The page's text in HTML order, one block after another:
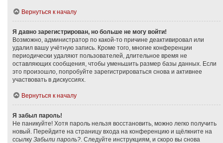
Вернуться к началу
Я давно зарегистрирован, но больше не могу войти!
Возможно, администратор по какой-то причине деактивировал или
удалил вашу учётную запись. Кроме того, многие конференции
периодически удаляют пользователей, длительное время не
оставляющих сообщения, чтобы уменьшить размер базы данных. Если
это произошло, попробуйте зарегистрироваться снова и активнее
участвовать в дискуссиях.
Вернуться к началу
Я забыл пароль!
Не паникуйте! Хотя пароль нельзя восстановить, можно легко получить
новый. Перейдите на страницу входа на конференцию и щёлкните на
ссылку Забыли пароль?. Следуйте инструкциям, и скоро вы снова